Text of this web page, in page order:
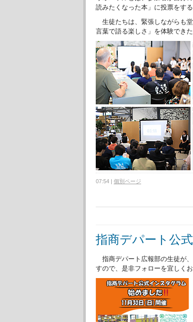
読みたくなった本」に投票をす
生徒たちは、緊張しながらも
言葉で語る楽しさ」を体験でき
07:54 | 個別ページ
指商デパート公
指商デパート広報部の生徒が
すので、是非フォローを宜しく